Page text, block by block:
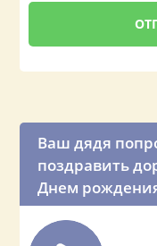
Ваш дядя
поздравить
Днем
поздравление
России